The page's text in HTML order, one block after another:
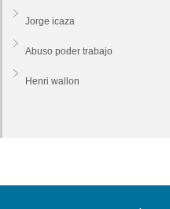
Jorge icaza
Abuso poder trabajo
Henri wallon